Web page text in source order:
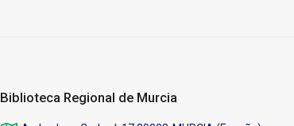
Biblioteca Regional de Murcia